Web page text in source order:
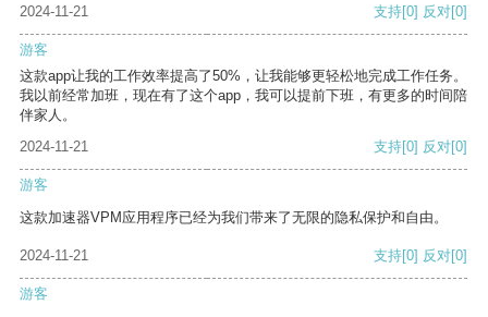
2024-11-21
支持[0] 反对[0]
游客
这款app让我的工作效率提高了50%，让我能够更轻松地完成工作任务。
我以前经常加班，现在有了这个app，我可以提前下班，有更多的时间陪
伴家人。
2024-11-21
支持[0] 反对[0]
游客
这款加速器VPM应用程序已经为我们带来了无限的隐私保护和自由。
2024-11-21 支持[0] 反对[0]
游客